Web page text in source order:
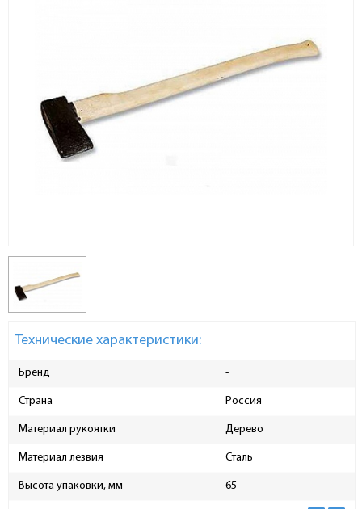
Технические характеристики:
Бренд -
Страна Россия
Материал рукоятки Дерево
Материал лезвия Сталь
Высота упаковки, мм 65